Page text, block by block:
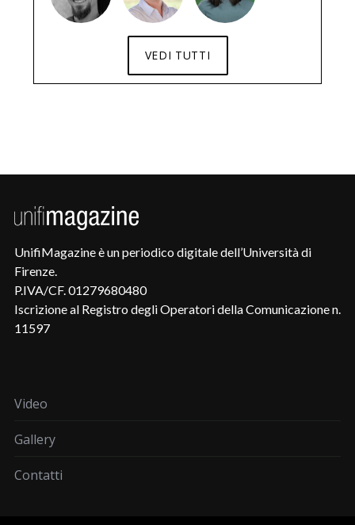
VEDI TUTTI
UnifiMagazine è un periodico digitale dell’Università di
Firenze.
P.IVA/CF. 01279680480
Iscrizione al Registro degli Operatori della Comunicazione n.
11597
Video
Gallery
Contatti